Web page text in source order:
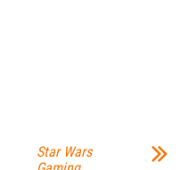
Star Wars